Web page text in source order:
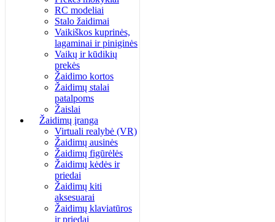
RC modeliai
Stalo žaidimai
Vaikiškos kuprinės,
lagaminai ir piniginės
Vaikų ir kūdikių
prekės
Žaidimo kortos
Žaidimų stalai
patalpoms
Žaislai
Žaidimų įranga
Virtuali realybė (VR)
Žaidimų ausinės
Žaidimų figūrėlės
Žaidimų kėdės ir
priedai
Žaidimų kiti
aksesuarai
Žaidimų klaviatūros
ir priedai